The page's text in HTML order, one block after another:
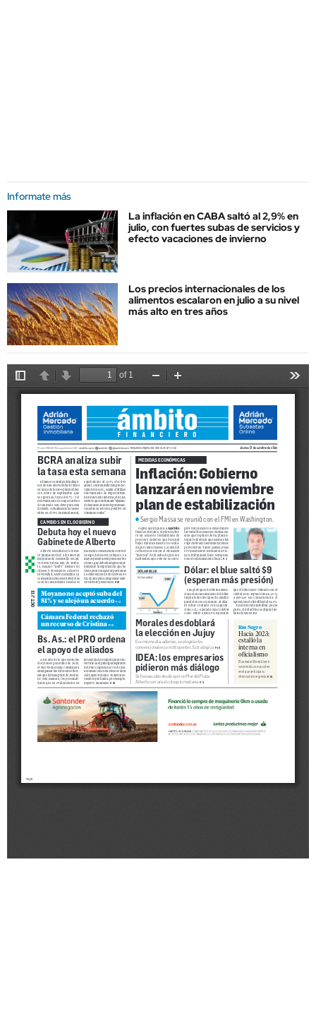
Informate más
La inflación en CABA saltó al 2,9% en
julio, con fuertes subas de servicios y
efecto vacaciones de invierno
Los precios internacionales de los
alimentos escalaron en julio a su nivel
más alto en tres años